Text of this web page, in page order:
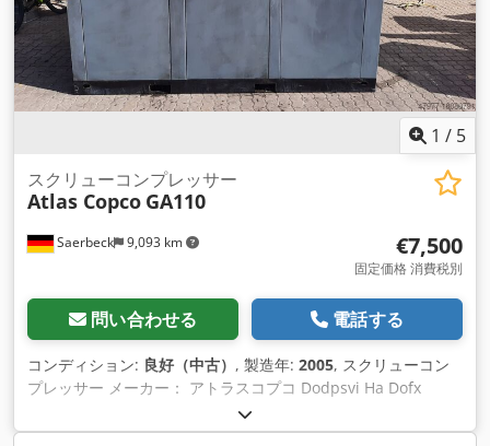
1 / 5
Saerbeck 9,093 km
スクリューコンプレッサー
Atlas Copco GA110
€7,500
固定価格 消費税別
問い合わせる 電話する
コンディション: 良好（中古） , 製造年: 2005, スクリューコン
プレッサー メーカー： アトラスコプコ Dodpsvi Ha Dofx
Ahkekr タイプ： GA 110 製造年： 2005 稼働時間： 約54,110
時間 出力： 115 kw 最大圧力： 7.5 bar